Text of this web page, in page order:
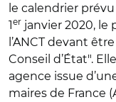
le calendrier
1er janvier 2020,
l’ANCT devant
Conseil d’État".
agence issue
maires de France